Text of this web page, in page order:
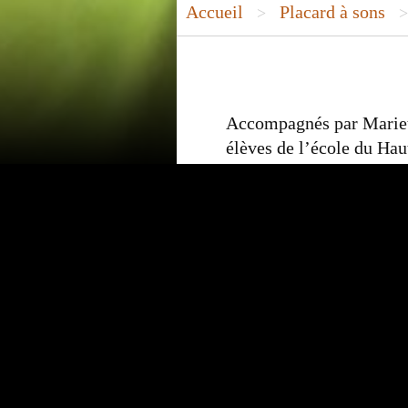
Accueil > Placard à sons >
Accompagnés par
élèves de l’école du